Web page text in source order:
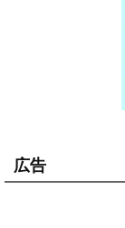
広告